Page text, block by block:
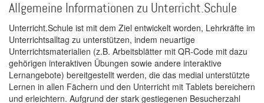
Allgemeine Informationen zu Unterricht.Schule
Unterricht.Schule ist mit dem Ziel entwickelt worden, Lehrkräfte im
Unterrichtsalltag zu unterstützen, indem neuartige
Unterrichtsmaterialien (z.B. Arbeitsblätter mit QR-Code mit dazu
gehörigen interaktiven Übungen sowie andere interaktive
Lernangebote) bereitgestellt werden, die das medial unterstützte
Lernen in allen Fächern und den Unterricht mit Tablets bereichern
und erleichtern. Aufgrund der stark gestiegenen Besucherzahl